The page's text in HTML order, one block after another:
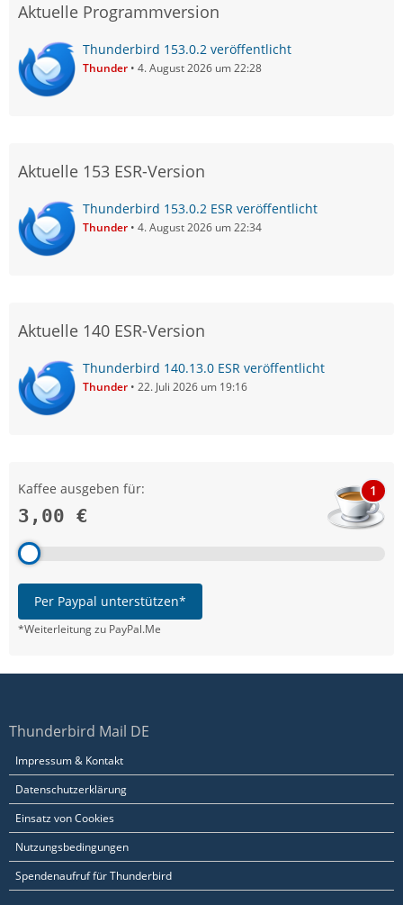
Aktuelle Programmversion
Thunderbird 153.0.2 veröffentlicht
Thunder 4. August 2026 um 22:28
Aktuelle 153 ESR-Version
Thunderbird 153.0.2 ESR veröffentlicht
Thunder 4. August 2026 um 22:34
Aktuelle 140 ESR-Version
Thunderbird 140.13.0 ESR veröffentlicht
Thunder 22. Juli 2026 um 19:16
Kaffee ausgeben für:
3,00 €
1
Per Paypal unterstützen*
*Weiterleitung zu PayPal.Me
Thunderbird Mail DE
Impressum & Kontakt
Datenschutzerklärung
Einsatz von Cookies
Nutzungsbedingungen
Spendenaufruf für Thunderbird